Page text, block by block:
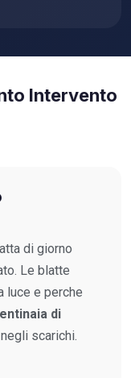
Intervento
di giorno
Le blatte
luce e perche
di
scarichi.